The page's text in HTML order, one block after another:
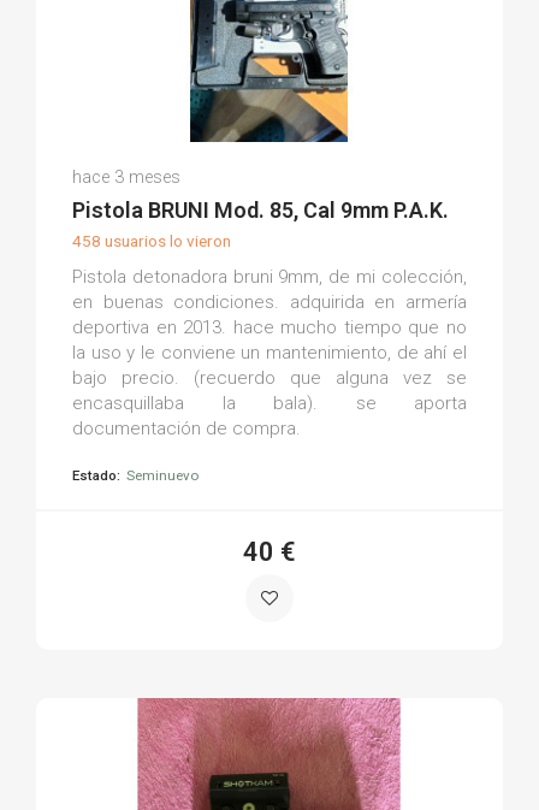
(0)
hace 3 meses
Pistola BRUNI Mod. 85, Cal 9mm P.A.K.
458 usuarios lo vieron
Pistola detonadora bruni 9mm, de mi colección,
en buenas condiciones. adquirida en armería
deportiva en 2013. hace mucho tiempo que no
la uso y le conviene un mantenimiento, de ahí el
bajo precio. (recuerdo que alguna vez se
encasquillaba la bala). se aporta
documentación de compra.
Estado: Seminuevo
40 €